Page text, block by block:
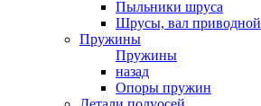
Пыльники шруса
Шрусы, вал приводной
Пружины
Пружины
назад
Опоры пружин